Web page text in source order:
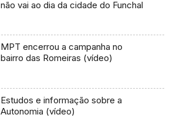
não vai ao dia da cidade do Funchal
MPT encerrou a campanha no
bairro das Romeiras (vídeo)
Estudos e informação sobre a
Autonomia (vídeo)